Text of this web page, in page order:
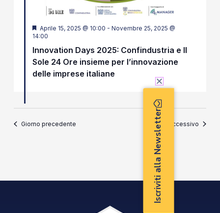
Segnalati
Aprile 15, 2025 @ 10:00 - Novembre 25, 2025 @
14:00
Innovation Days 2025: Confindustria e Il
Sole 24 Ore insieme per l’innovazione
delle imprese italiane
Giorno precedente Giorno successivo
Iscriviti alla Newsletter